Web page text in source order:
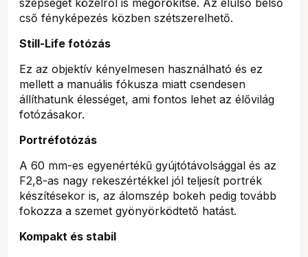
cső fényképezés közben szétszerelhető.
Still-Life fotózás
Ez az objektív kényelmesen használható és ez
mellett a manuális fókusza miatt csendesen
állíthatunk élességet, ami fontos lehet az élővilág
fotózásakor.
Portréfotózás
A 60 mm-es egyenértékű gyújtótávolsággal és az
F2,8-as nagy rekeszértékkel jól teljesít portrék
készítésekor is, az álomszép bokeh pedig tovább
fokozza a szemet gyönyörködtető hatást.
Kompakt és stabil